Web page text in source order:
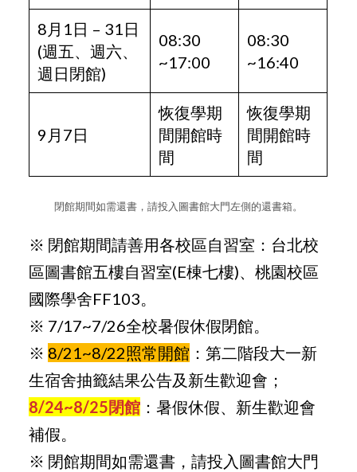
8月1日 – 31日
(週五、週六、
週日閉館)
08:30
~17:00
08:30
~16:40
9月7日
恢復學期
間開館時
間
恢復學期
間開館時
間
閉館期間如需還書，請投入圖書館大門左側的還書箱。
※ 閉館期間請善用各校區自習室：台北校
區圖書館五樓自習室(E棟七樓)、桃園校區
國際學舍FF103。
※ 7/17~7/26全校暑假休假閉館。
※ 8/21~8/22照常開館 ：第二階段大一新
生宿舍抽籤結果公告及新生歡迎會；
8/24~8/25閉館 ：暑假休假、新生歡迎會
補假。
※ 閉館期間如需還書，請投入圖書館大門